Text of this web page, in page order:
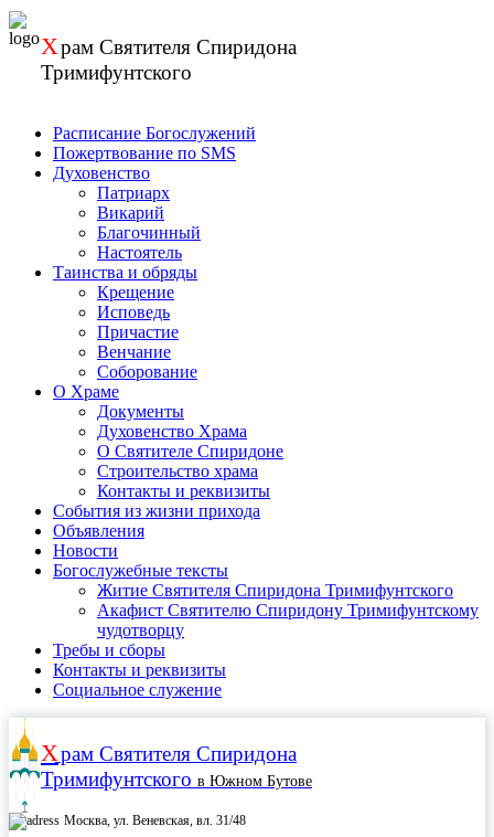
Перейти
к
содержанию
Храм Святителя Спиридона
Тримифунтского
Расписание Богослужений
Пожертвование по SMS
Духовенство
Патриарх
Викарий
Благочинный
Настоятель
Таинства и обряды
Крещение
Исповедь
Причастие
Венчание
Соборование
О Храме
Документы
Духовенство Храма
О Святителе Спиридоне
Строительство храма
Контакты и реквизиты
События из жизни прихода
Объявления
Новости
Богослужебные тексты
Житие Cвятителя Спиридона Тримифунтского
Акафист Cвятителю Спиридону Тримифунтскому
чудотворцу
Требы и сборы
Контакты и реквизиты
Социальное служение
Храм Святителя Спиридона
Тримифунтского в Южном Бутове
Москва, ул. Веневская, вл. 31/48